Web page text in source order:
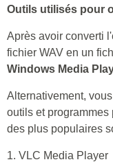
Outils utilisés pour
Après avoir converti
fichier WAV en un
Windows Media
Alternativement,
outils et programmes
des plus populaires
1. VLC Media Player